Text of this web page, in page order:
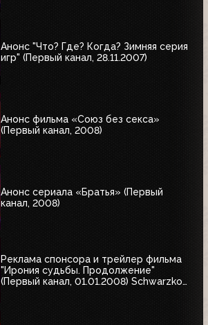
Анонс "Что? Где? Когда? Зимняя серия
игр" (Первый канал, 28.11.2007)
Анонс фильма «Союз без секса»
(Первый канал, 2008)
Анонс сериала «Братья» (Первый
канал, 2008)
Реклама спонсора и трейлер фильма
"Ирония судьбы. Продолжение"
(Первый канал, 01.01.2008) Schwarzkopf